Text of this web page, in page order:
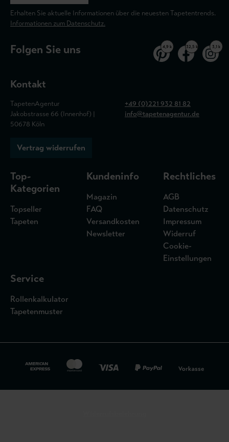
Erhalten Sie aktuelle Informationen über die neuesten Tapetentrends.
Informationen zum Datenschutz.
Folgen Sie uns 4,9 k 32,5 k 3,1 k
Kontakt
TapetenAgentur
Jakobstrasse 66 (Innenhof) |
50678 Köln
+49 (0)221 932 81 82
info@tapetenagentur.de
Vertrag widerrufen
Top-
Kategorien
Topseller
Tapeten
Kundeninfo
Magazin
FAQ
Versandkosten
Newsletter
Rechtliches
AGB
Datenschutz
Impressum
Widerruf
Cookie-
Einstellungen
Service
Rollenkalkulator
Tapetenmuster